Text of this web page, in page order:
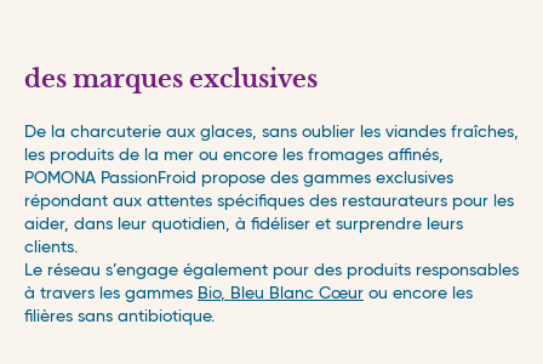
des marques exclusives
De la charcuterie aux glaces, sans oublier les viandes fraîches,
les produits de la mer ou encore les fromages affinés,
POMONA PassionFroid propose des gammes exclusives
répondant aux attentes spécifiques des restaurateurs pour les
aider, dans leur quotidien, à fidéliser et surprendre leurs
clients.
Le réseau s’engage également pour des produits responsables
à travers les gammes Bio, Bleu Blanc Cœur ou encore les
filières sans antibiotique.